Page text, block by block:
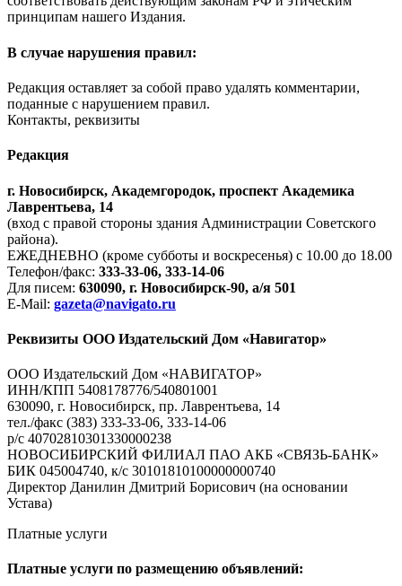
принципам нашего Издания.
В случае нарушения правил:
Редакция оставляет за собой право удалять комментарии,
поданные с нарушением правил.
Контакты, реквизиты
Редакция
г. Новосибирск, Академгородок, проспект Академика
Лаврентьева, 14
(вход с правой стороны здания Администрации Советского
района).
ЕЖЕДНЕВНО (кроме субботы и воскресенья) с 10.00 до 18.00
Телефон/факс: 333-33-06, 333-14-06
Для писем: 630090, г. Новосибирск-90, а/я 501
E-Mail: gazeta@navigato.ru
Реквизиты ООО Издательский Дом «Навигатор»
ООО Издательский Дом «НАВИГАТОР»
ИНН/КПП 5408178776/540801001
630090, г. Новосибирск, пр. Лаврентьева, 14
тел./факс (383) 333-33-06, 333-14-06
р/с 40702810301330000238
НОВОСИБИРСКИЙ ФИЛИАЛ ПАО АКБ «СВЯЗЬ-БАНК»
БИК 045004740, к/с 30101810100000000740
Директор Данилин Дмитрий Борисович (на основании
Устава)
Платные услуги
Платные услуги по размещению объявлений: